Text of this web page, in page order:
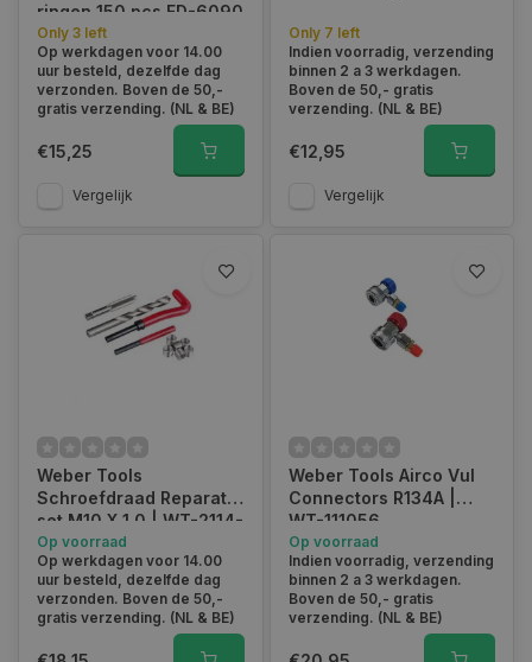
ringen 150 pcs FD-6090
Only 3 left
Op werkdagen voor 14.00
uur besteld, dezelfde dag
verzonden. Boven de 50,-
gratis verzending. (NL & BE)
€15,25
Vergelijk
Only 7 left
Indien voorradig, verzending
binnen 2 a 3 werkdagen.
Boven de 50,- gratis
verzending. (NL & BE)
€12,95
Vergelijk
Weber Tools
Schroefdraad Reparatie
set M10 X 1.0 | WT-2114-
1010
Op voorraad
Op werkdagen voor 14.00
uur besteld, dezelfde dag
verzonden. Boven de 50,-
gratis verzending. (NL & BE)
Weber Tools Airco Vul
Connectors R134A |
WT-111056
Op voorraad
Indien voorradig, verzending
binnen 2 a 3 werkdagen.
Boven de 50,- gratis
verzending. (NL & BE)